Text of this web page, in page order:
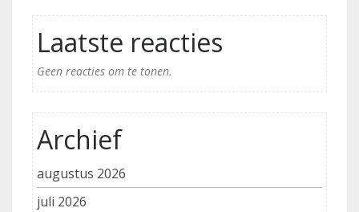
Laatste reacties
Geen reacties om te tonen.
Archief
augustus 2026
juli 2026